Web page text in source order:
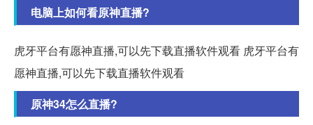
电脑上如何看原神直播?
虎牙平台有愿神直播,可以先下载直播软件观看 虎牙平台有
愿神直播,可以先下载直播软件观看
原神34怎么直播?